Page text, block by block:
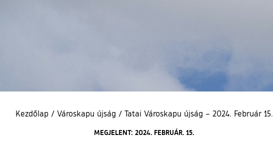
Kezdőlap / Városkapu újság / Tatai Városkapu újság – 2024. Február 15.
MEGJELENT: 2024. FEBRUÁR. 15.